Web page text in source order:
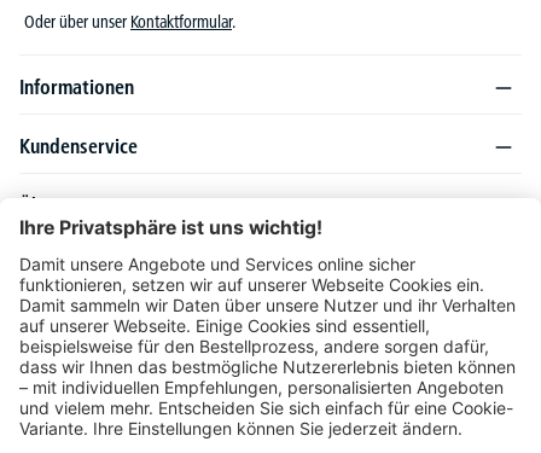
Oder über unser Kontaktformular.
Informationen
Kundenservice
Über DELTA-V
Produktsortiment
Ratgeber
Folgen Sie uns auch auf